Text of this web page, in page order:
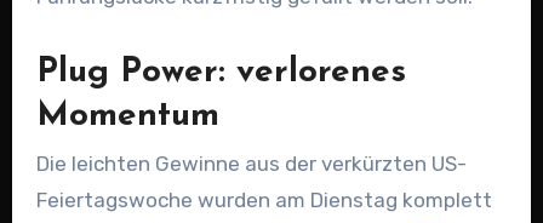
Plug Power: verlorenes
Momentum
Die leichten Gewinne aus der verkürzten US-
Feiertagswoche wurden am Dienstag komplett